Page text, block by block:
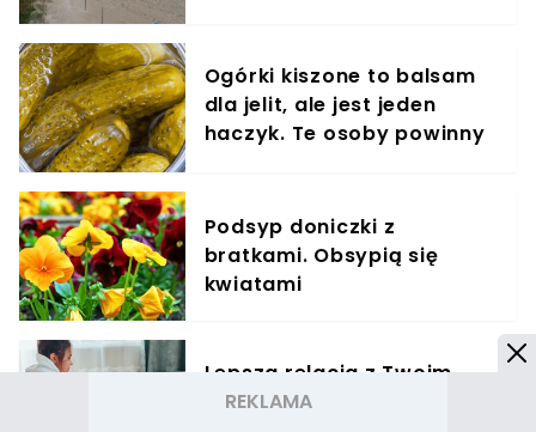
Ogórki kiszone to balsam
dla jelit, ale jest jeden
haczyk. Te osoby powinny
Podsyp doniczki z
bratkami. Obsypią się
kwiatami
Lepsza relacja z Twoim
psem dzięki hau.plan –